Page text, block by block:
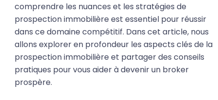
comprendre les nuances et les stratégies de
prospection immobilière est essentiel pour réussir
dans ce domaine compétitif. Dans cet article, nous
allons explorer en profondeur les aspects clés de la
prospection immobilière et partager des conseils
pratiques pour vous aider à devenir un broker
prospère.